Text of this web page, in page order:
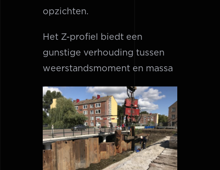
opzichten.
Het Z-profiel biedt een
gunstige verhouding tussen
weerstandsmoment en massa